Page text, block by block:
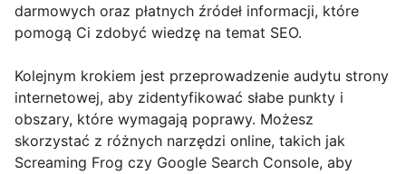
darmowych oraz płatnych źródeł informacji, które
pomogą Ci zdobyć wiedzę na temat SEO.
Kolejnym krokiem jest przeprowadzenie audytu strony
internetowej, aby zidentyfikować słabe punkty i
obszary, które wymagają poprawy. Możesz
skorzystać z różnych narzędzi online, takich jak
Screaming Frog czy Google Search Console, aby